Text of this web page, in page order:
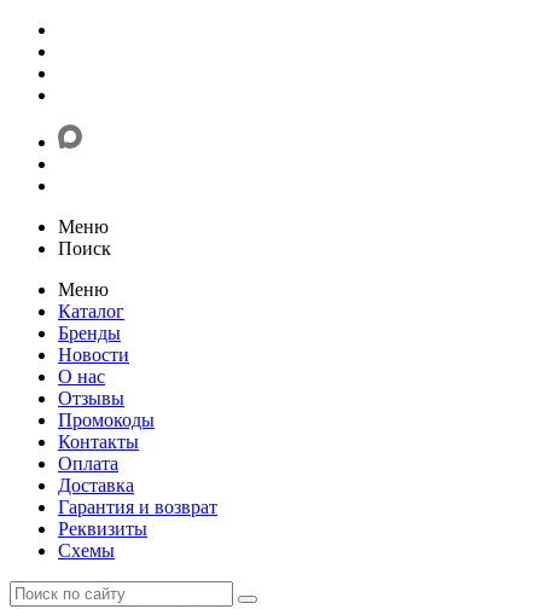
Меню
Поиск
Меню
Каталог
Бренды
Новости
О нас
Отзывы
Промокоды
Контакты
Оплата
Доставка
Гарантия и возврат
Реквизиты
Схемы